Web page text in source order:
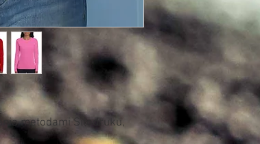
metodami Sitodruku,
podwójne przeszycia
koszulki
Łatwy do